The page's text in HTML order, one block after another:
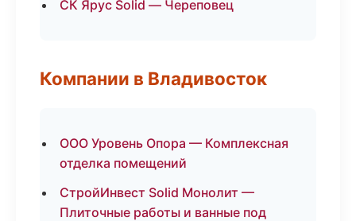
СК Ярус Solid — Череповец
Компании в Владивосток
ООО Уровень Опора — Комплексная
отделка помещений
СтройИнвест Solid Монолит —
Плиточные работы и ванные под